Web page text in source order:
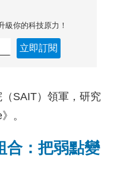
級你的科技原力！
立即訂閱
SAIT）領軍，研究
。
合：把弱點變